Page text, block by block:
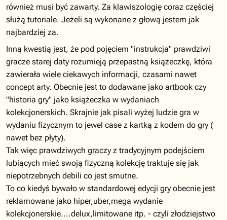
również musi być zawarty. Za klawiszologię coraz częściej
służą tutoriale. Jeżeli są wykonane z głową jestem jak
najbardziej za.
Inną kwestią jest, że pod pojęciem "instrukcja" prawdziwi
gracze starej daty rozumieją przepastną książeczkę, która
zawierała wiele ciekawych informacji, czasami nawet
concept arty. Obecnie jest to dodawane jako artbook czy
"historia gry" jako książeczka w wydaniach
kolekcjonerskich. Skrajnie jak pisali wyżej ludzie gra w
wydaniu fizycznym to jewel case z kartką z kodem do gry (
nawet bez płyty).
Tak więc prawdziwych graczy z tradycyjnym podejściem
lubiących mieć swoją fizyczną kolekcję traktuje się jak
niepotrzebnych debili co jest smutne.
To co kiedyś bywało w standardowej edycji gry obecnie jest
reklamowane jako hiper,uber,mega wydanie
kolekcjonerskie....delux,limitowane itp. - czyli złodziejstwo